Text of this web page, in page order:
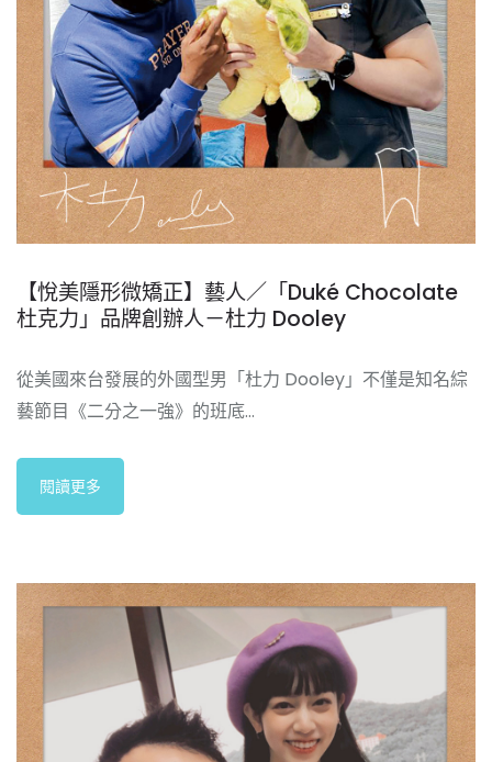
【悅美隱形微矯正】藝人／「Duké Chocolate
杜克力」品牌創辦人－杜力 Dooley
從美國來台發展的外國型男「杜力 Dooley」不僅是知名綜
藝節目《二分之一強》的班底…
閱讀更多